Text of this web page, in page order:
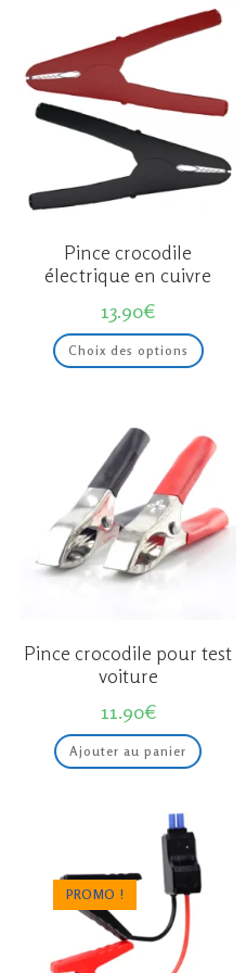
Pince crocodile
électrique en cuivre
13.90€
Choix des options
Ce
produit
peuvent
être
choisies
la
page
du
produit
Pince crocodile pour test
voiture
11.90€
Ajouter au panier
PROMO !